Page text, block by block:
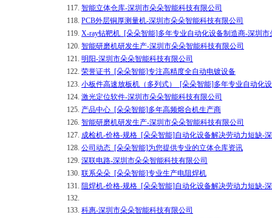
117. 智能立体仓库-深圳市朵朵智能科技有限公司
118. PCB外层铜厚测量机-深圳市朵朵智能科技有限公司
119. X-ray钻靶机_[朵朵智能]多年专业自动化设备制造商-深圳
120. 智能研磨机研发生产-深圳市朵朵智能科技有限公司
121. 明阳-深圳市朵朵智能科技有限公司
122. 荣誉证书_[朵朵智能]专注高精度全自动电镀设备
123. 小板件高速放板机（多列式）_[朵朵智能]多年专业自动化
124. 激光定位软件-深圳市朵朵智能科技有限公司
125. 产品中心_[朵朵智能]多年高频熔合机生产商
126. 智能研磨机研发生产-深圳市朵朵智能科技有限公司
127. 成检机-价格-规格_[朵朵智能]自动化设备解决劳动力短缺-
128. 公司动态_[朵朵智能]为您提供专业的立体仓库资讯
129. 深联电路-深圳市朵朵智能科技有限公司
130. 联系朵朵_[朵朵智能]专业生产电阻焊机
131. 阻焊机-价格-规格_[朵朵智能]自动化设备解决劳动力短缺-
132.
133. 科惠-深圳市朵朵智能科技有限公司